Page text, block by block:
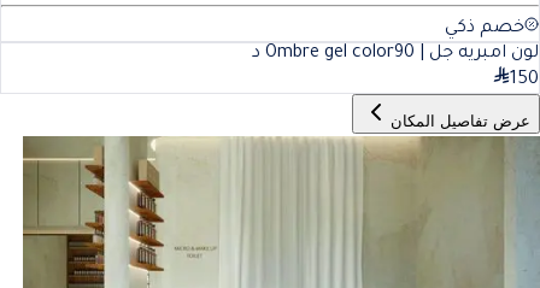
خصم ذكي
لون امبريه جل | Ombre gel color 90
د
150
عرض تفاصيل المكان